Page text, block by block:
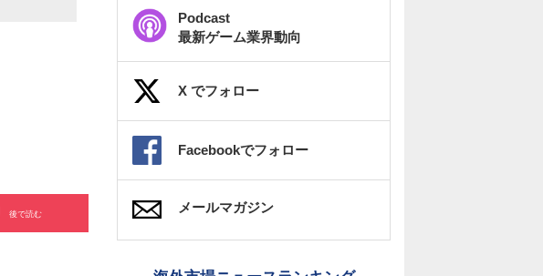
後で読む
Podcast
最新ゲーム業界動向
X でフォロー
Facebookでフォロー
メールマガジン